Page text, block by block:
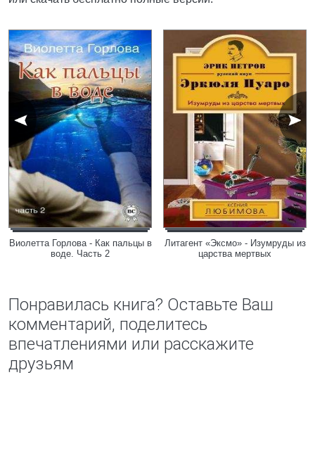
Виолетта Горлова - Как пальцы в
воде. Часть 2
Литагент «Эксмо» - Изумруды из
царства мертвых
Понравилась книга? Оставьте Ваш
комментарий, поделитесь
впечатлениями или расскажите
друзьям